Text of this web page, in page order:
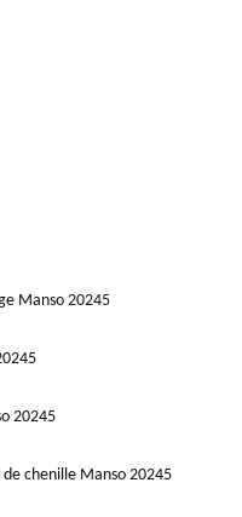
Manso 20245
20245
chenille Manso 20245